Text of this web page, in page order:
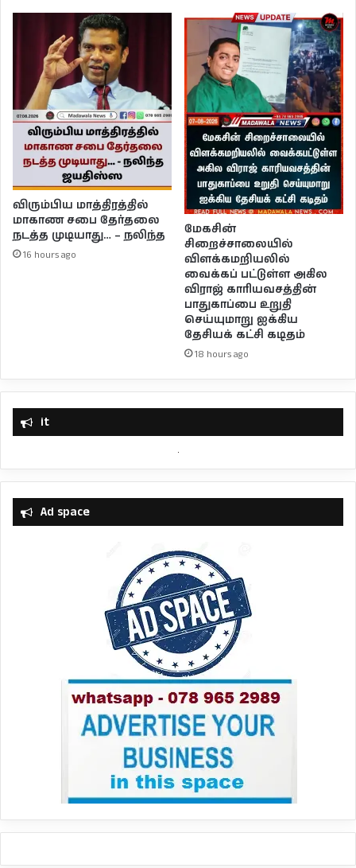
விரும்பிய மாத்திரத்தில்
மாகாண சபை தேர்தலை
நடத்த முடியாது… – நலிந்த
16 hours ago
மேகசின்
சிறைச்சாலையில்
விளக்கமறியலில்
வைக்கப் பட்டுள்ள அகில
விராஜ் காரியவசத்தின்
பாதுகாப்பை உறுதி
செய்யுமாறு ஐக்கிய
தேசியக் கட்சி கடிதம்
18 hours ago
it
Ad space